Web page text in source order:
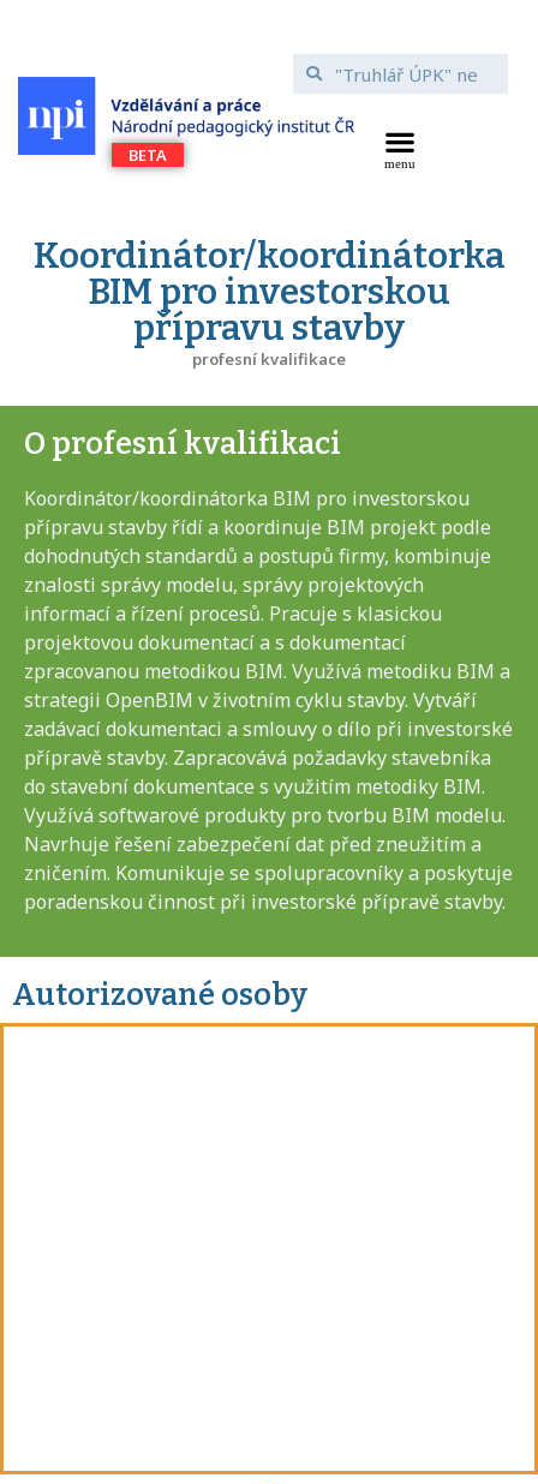
Koordinátor/koordinátorka
BIM pro investorskou
přípravu stavby
profesní kvalifikace
O profesní kvalifikaci
Koordinátor/koordinátorka BIM pro investorskou
přípravu stavby řídí a koordinuje BIM projekt podle
dohodnutých standardů a postupů firmy, kombinuje
znalosti správy modelu, správy projektových
informací a řízení procesů. Pracuje s klasickou
projektovou dokumentací a s dokumentací
zpracovanou metodikou BIM. Využívá metodiku BIM a
strategii OpenBIM v životním cyklu stavby. Vytváří
zadávací dokumentaci a smlouvy o dílo při investorské
přípravě stavby. Zapracovává požadavky stavebníka
do stavební dokumentace s využitím metodiky BIM.
Využívá softwarové produkty pro tvorbu BIM modelu.
Navrhuje řešení zabezpečení dat před zneužitím a
zničením. Komunikuje se spolupracovníky a poskytuje
poradenskou činnost při investorské přípravě stavby.
Autorizované osoby